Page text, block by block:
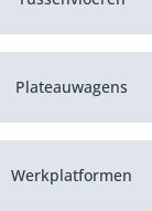
Plateauwagens
Werkplatformen